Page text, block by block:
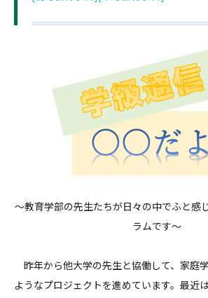
～教育学部の先生たちが日々の中でふと感
ラムです～
昨年から他大学の先生と協働して、家庭
ようなプロジェクトを進めています。最近